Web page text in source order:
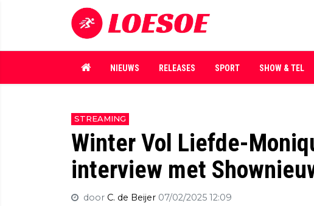
NIEUWS RELEASES SPORT SHOW & TEL
STREAMING
Winter Vol Liefde-
interview met
door C. de Beijer 07/02/2025 12:09